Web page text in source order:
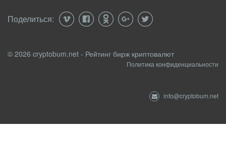
Поделиться:
© 2026 cryptobum.net - Рейтинг бирж криптовалют
Политика конфиденциальности
info@cryptobum.net